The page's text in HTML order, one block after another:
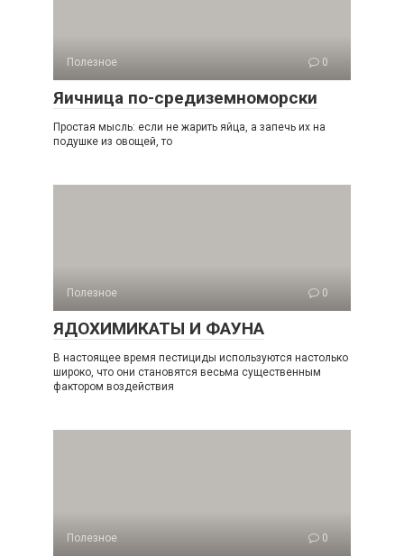
Полезное 0
Яичница по-средиземноморски
Простая мысль: если не жарить яйца, а запечь их на
подушке из овощей, то
Полезное 0
ЯДОХИМИКАТЫ И ФАУНА
В настоящее время пестициды используются настолько
широко, что они становятся весьма существенным
фактором воздействия
Полезное 0